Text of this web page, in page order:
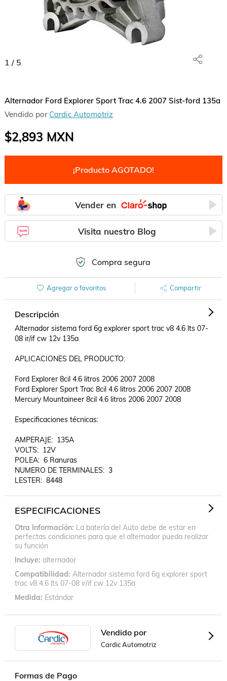
1 / 5
Alternador Ford Explorer Sport Trac 4.6 2007 Sist-ford 135a
Vendido por Cardic Automotriz
$2,893 MXN
¡Producto AGOTADO!
Vender en
Visita nuestro Blog
Compra segura
Agregar a favoritos Compartir
Descripción
Alternador sistema ford 6g explorer sport trac v8 4.6 lts 07-
08 ir/if cw 12v 135a
APLICACIONES DEL PRODUCTO:
Ford Explorer 8cil 4.6 litros 2006 2007 2008
Ford Explorer Sport Trac 8cil 4.6 litros 2006 2007 2008
Mercury Mountaineer 8cil 4.6 litros 2006 2007 2008
Especificaciones técnicas:
AMPERAJE:  135A
VOLTS:  12V
POLEA:  6 Ranuras
NUMERO DE TERMINALES:  3
LESTER:  8448
ESPECIFICACIONES
Otra Información La batería del Auto debe de estar en
perfectas condiciones para que el alternador pueda realizar
su función
Incluye alternador
Compatibilidad Alternador sistema ford 6g explorer sport
trac v8 4.6 lts 07-08 ir/if cw 12v 135a
Medida Estándar
Vendido por
Cardic Automotriz
Formas de Pago